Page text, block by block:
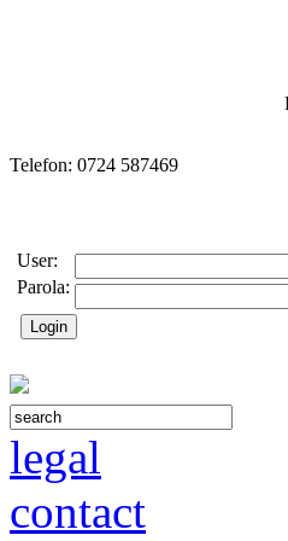
Telefon: 0724 587469
User:
Parola:
legal
contact